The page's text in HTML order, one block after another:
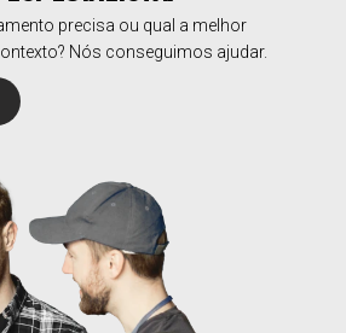
precisa ou qual a melhor
Nós conseguimos ajudar.